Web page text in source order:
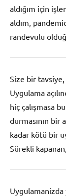
aldığım için
aldım,
randevulu
Size bir
Uygulama
hiç çalışmasa
durmasının bir
kadar kötü bir
Sürekli